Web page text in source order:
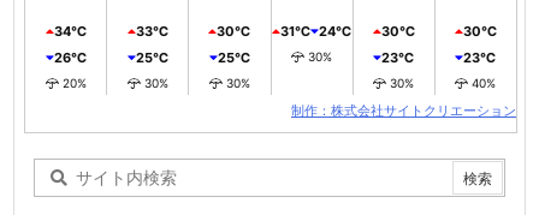
34℃
26℃
20%
33℃
25℃
30%
30℃
25℃
30%
31℃ 24℃
30%
30℃
23℃
30%
30℃
23℃
40%
制作：株式会社サイトクリエーション